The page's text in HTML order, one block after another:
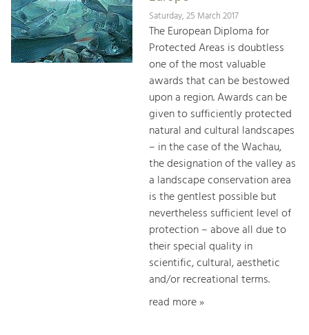
Saturday, 25 March 2017
The European Diploma for
Protected Areas is doubtless
one of the most valuable
awards that can be bestowed
upon a region. Awards can be
given to sufficiently protected
natural and cultural landscapes
– in the case of the Wachau,
the designation of the valley as
a landscape conservation area
is the gentlest possible but
nevertheless sufficient level of
protection – above all due to
their special quality in
scientific, cultural, aesthetic
and/or recreational terms.
read more »